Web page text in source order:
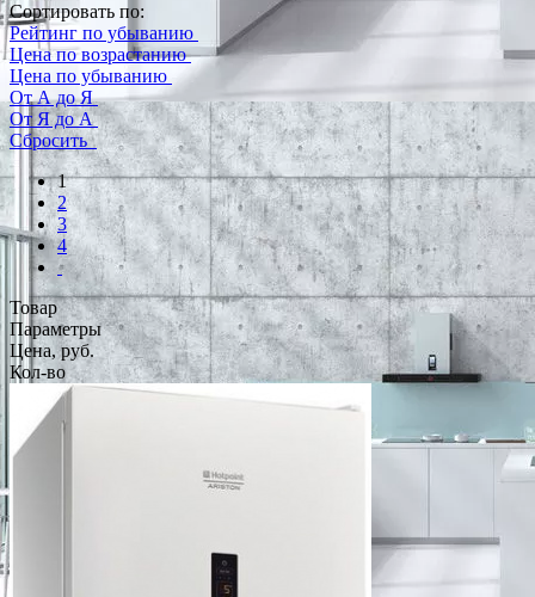
Сортировать по:
Рейтинг по убыванию
Цена по возрастанию
Цена по убыванию
От А до Я
От Я до А
Сбросить
1
2
3
4
Товар
Параметры
Цена, руб.
Кол-во